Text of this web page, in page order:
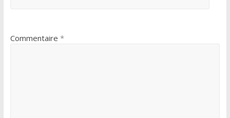
Commentaire *